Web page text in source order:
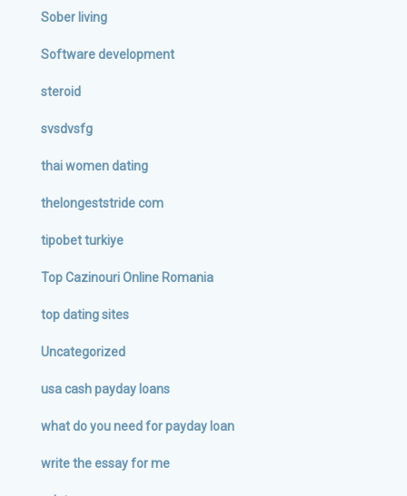
Sober living
Software development
steroid
svsdvsfg
thai women dating
thelongeststride com
tipobet turkiye
Top Cazinouri Online Romania
top dating sites
Uncategorized
usa cash payday loans
what do you need for payday loan
write the essay for me